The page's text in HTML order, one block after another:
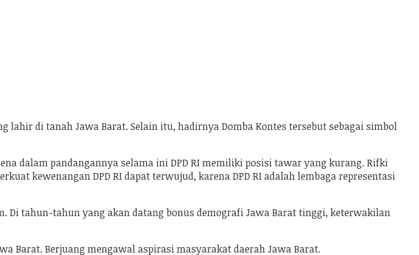
di tanah Jawa Barat. Selain itu, hadirnya Domba Kontes tersebut sebagai simbol
dalam pandangannya selama ini DPD RI memiliki posisi tawar yang kurang. Rifki
kewenangan DPD RI dapat terwujud, karena DPD RI adalah lembaga representasi
Di tahun-tahun yang akan datang bonus demografi Jawa Barat tinggi, keterwakilan
Barat. Berjuang mengawal aspirasi masyarakat daerah Jawa Barat.